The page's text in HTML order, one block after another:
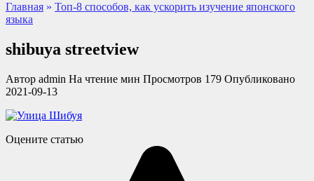
Главная » Топ-8 способов, как ускорить изучение японского
языка
shibuya streetview
Автор admin На чтение мин Просмотров 179 Опубликовано
2021-09-13
Оцените статью